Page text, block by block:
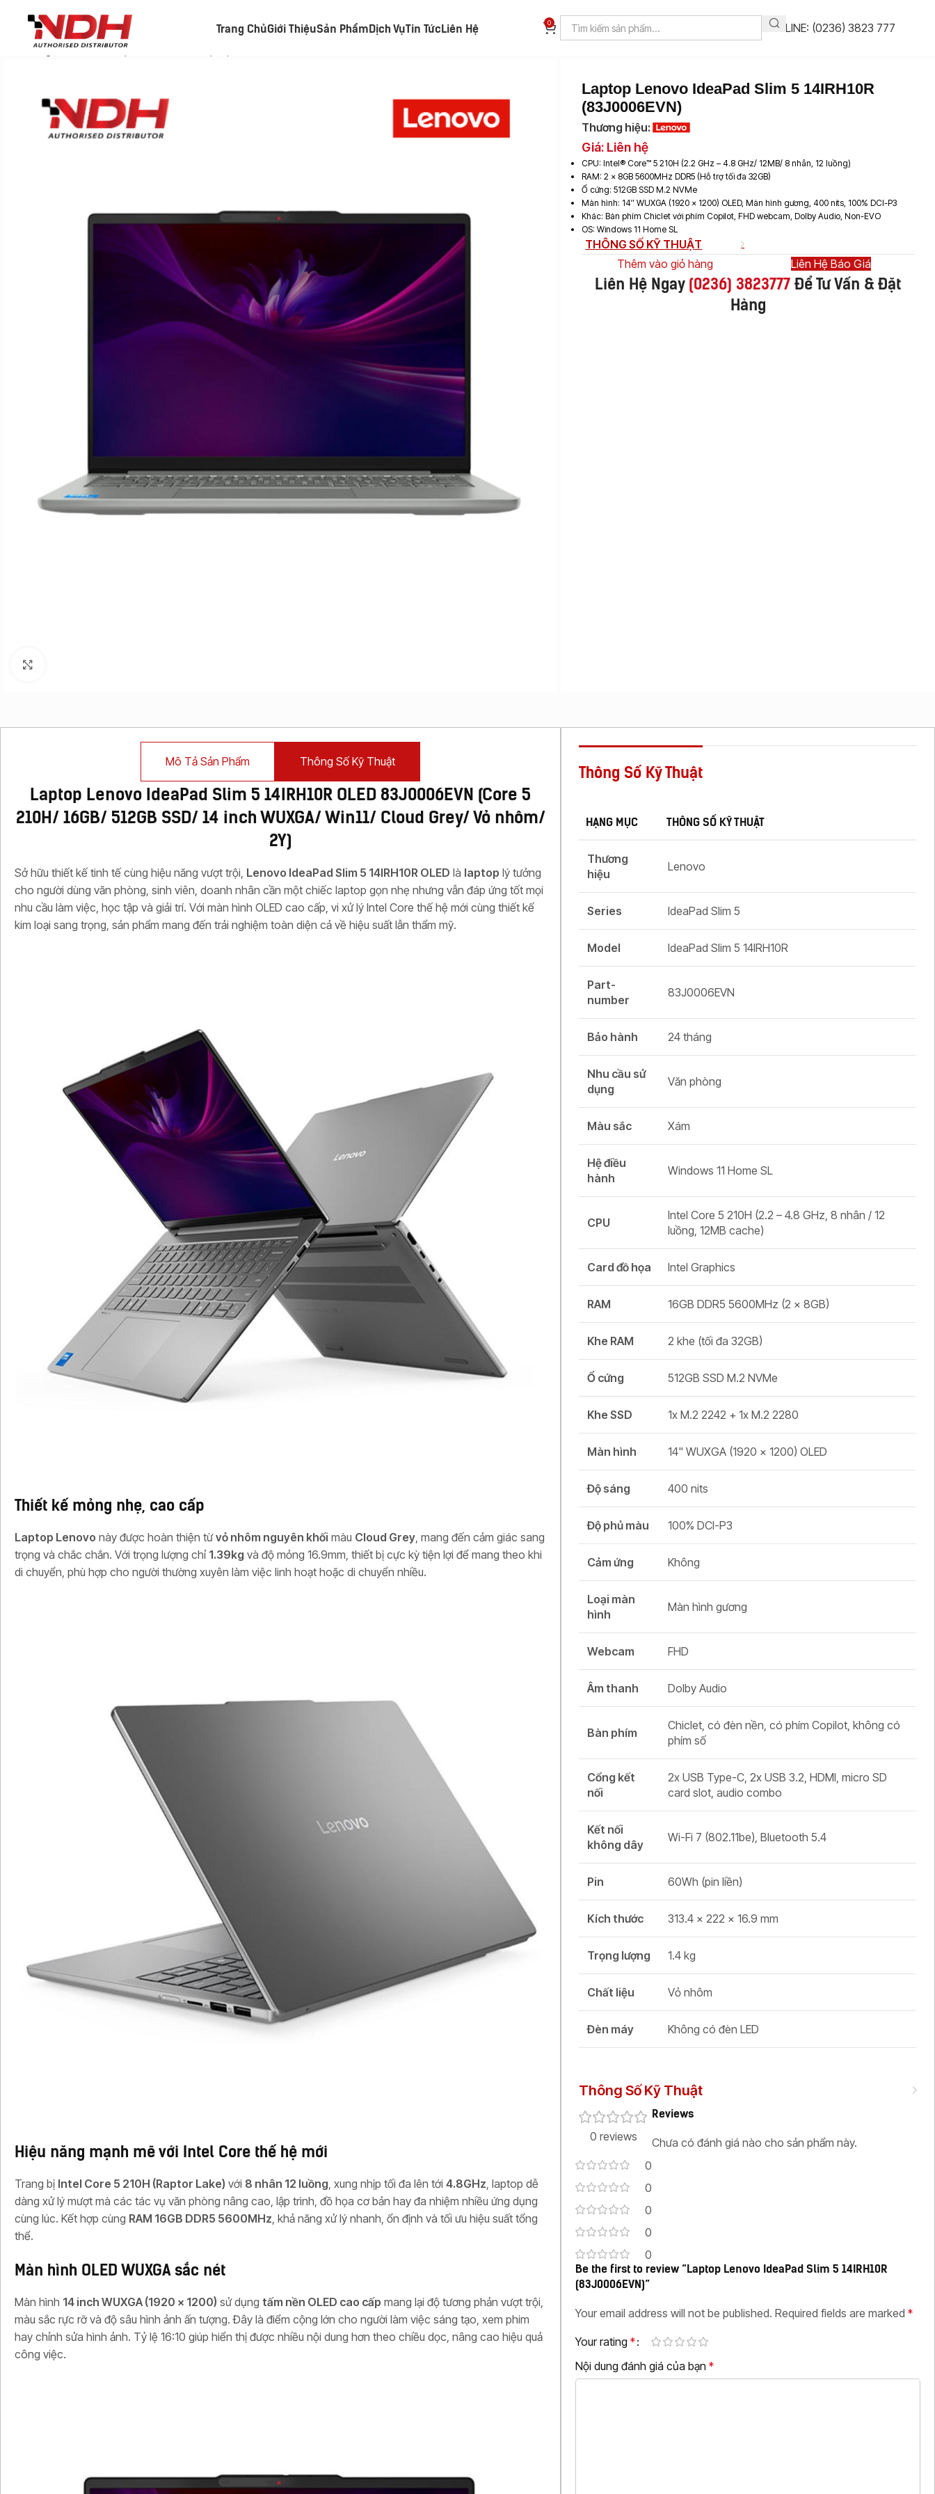
Trang ChủGiới ThiệuSản Phẩm
Photocopy Đen
Trắng
Photocopy
Màu
Phun Màu
HP
Sindoh
Epson
Dịch VụTin TứcLiên Hệ 0
HOTLINE: (0236) 3823 777
Trang chủ»Danh Mục Sản Phẩm
Laptop Lenovo IdeaPad Slim 5 14IRH10R
(83J0006EVN)
Thương hiệu:
Giá: Liên hệ
CPU: Intel® Core™ 5 210H (2.2 GHz – 4.8 GHz/ 12MB/ 8 nhân, 12 luồng)
RAM: 2 x 8GB 5600MHz DDR5 (Hỗ trợ tối đa 32GB)
Ổ cứng: 512GB SSD M.2 NVMe
Màn hình: 14″ WUXGA (1920 x 1200) OLED, Màn hình gương, 400 nits, 100% DCI-P3
Khác: Bàn phím Chiclet với phím Copilot, FHD webcam, Dolby Audio, Non-EVO
OS: Windows 11 Home SL
THÔNG SỐ KỸ THUẬT
Thêm vào giỏ hàng
Liên Hệ Báo Giá
Liên Hệ Ngay (0236) 3823777 Để Tư Vấn & Đặt
Hàng
Mô Tả Sản Phẩm Thông Số Kỹ Thuật
Laptop Lenovo IdeaPad Slim 5 14IRH10R OLED 83J0006EVN (Core 5
210H/ 16GB/ 512GB SSD/ 14 inch WUXGA/ Win11/ Cloud Grey/ Vỏ nhôm/
2Y)
Sở hữu thiết kế tinh tế cùng hiệu năng vượt trội, Lenovo IdeaPad Slim 5 14IRH10R OLED là laptop lý tưởng
cho người dùng văn phòng, sinh viên, doanh nhân cần một chiếc laptop gọn nhẹ nhưng vẫn đáp ứng tốt mọi
nhu cầu làm việc, học tập và giải trí. Với màn hình OLED cao cấp, vi xử lý Intel Core thế hệ mới cùng thiết kế
kim loại sang trọng, sản phẩm mang đến trải nghiệm toàn diện cả về hiệu suất lẫn thẩm mỹ.
Thiết kế mỏng nhẹ, cao cấp
Laptop Lenovo này được hoàn thiện từvỏ nhôm nguyên khối màu Cloud Grey , mang đến cảm giác sang
trọng và chắc chắn. Với trọng lượng chỉ 1.39kg và độ mỏng 16.9mm, thiết bị cực kỳ tiện lợi để mang theo khi
di chuyển, phù hợp cho người thường xuyên làm việc linh hoạt hoặc di chuyển nhiều.
Hiệu năng mạnh mẽ với Intel Core thế hệ mới
Trang bị Intel Core 5 210H (Raptor Lake) với 8 nhân 12 luồng , xung nhịp tối đa lên tới 4.8GHz , laptop dễ
dàng xử lý mượt mà các tác vụ văn phòng nâng cao, lập trình, đồ họa cơ bản hay đa nhiệm nhiều ứng dụng
cùng lúc. Kết hợp cùng RAM 16GB DDR5 5600MHz , khả năng xử lý nhanh, ổn định và tối ưu hiệu suất tổng
thể.
Màn hình OLED WUXGA sắc nét
Màn hình 14 inch WUXGA (1920 x 1200) sử dụng tấm nền OLED cao cấp mang lại độ tương phản vượt trội,
màu sắc rực rỡ và độ sâu hình ảnh ấn tượng. Đây là điểm cộng lớn cho người làm việc sáng tạo, xem phim
hay chỉnh sửa hình ảnh. Tỷ lệ 16:10 giúp hiển thị được nhiều nội dung hơn theo chiều dọc, nâng cao hiệu quả
công việc.
Thông Số Kỹ Thuật
HẠNG MỤC THÔNG SỐ KỸ THUẬT
Thương
hiệu
Lenovo
Series IdeaPad Slim 5
Model IdeaPad Slim 5 14IRH10R
Part-
number
83J0006EVN
Bảo hành 24 tháng
Nhu cầu sử
dụng
Văn phòng
Màu sắc Xám
Hệ điều
hành
Windows 11 Home SL
CPU
Intel Core 5 210H (2.2 – 4.8 GHz, 8 nhân / 12
luồng, 12MB cache)
Card đồ họa Intel Graphics
RAM 16GB DDR5 5600MHz (2 x 8GB)
Khe RAM 2 khe (tối đa 32GB)
Ổ cứng 512GB SSD M.2 NVMe
Khe SSD 1x M.2 2242 + 1x M.2 2280
Màn hình 14" WUXGA (1920 x 1200) OLED
Độ sáng 400 nits
Độ phủ màu 100% DCI-P3
Cảm ứng Không
Loại màn
hình
Màn hình gương
Webcam FHD
Âm thanh Dolby Audio
Bàn phím
Chiclet, có đèn nền, có phím Copilot, không có
phím số
Cổng kết
nối
2x USB Type-C, 2x USB 3.2, HDMI, micro SD
card slot, audio combo
Kết nối
không dây
Wi-Fi 7 (802.11be), Bluetooth 5.4
Pin 60Wh (pin liền)
Kích thước 313.4 x 222 x 16.9 mm
Trọng lượng 1.4 kg
Chất liệu Vỏ nhôm
Đèn máy Không có đèn LED
Thông Số Kỹ Thuật
0 reviews
0
0
0
0
0
Reviews
Chưa có đánh giá nào cho sản phẩm này.
Be the first to review “Laptop Lenovo IdeaPad Slim 5 14IRH10R
(83J0006EVN)”
Your email address will not be published. Required fields are marked*
Your rating*
Nội dung đánh giá của bạn*